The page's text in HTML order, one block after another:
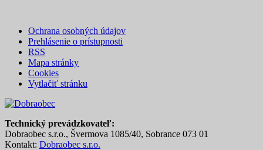
Ochrana osobných údajov
Prehlásenie o prístupnosti
RSS
Mapa stránky
Cookies
Vytlačiť stránku
Technický prevádzkovateľ:
Dobraobec s.r.o., Švermova 1085/40, Sobrance 073 01
Kontakt: Dobraobec s.r.o.